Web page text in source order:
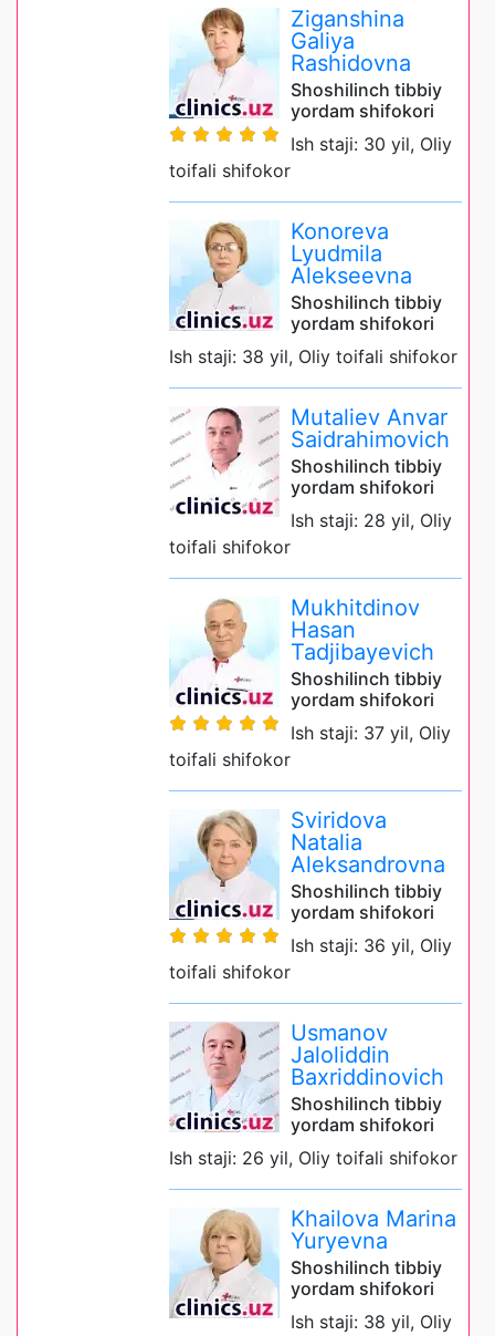
Ziganshina
Galiya
Rashidovna
Shoshilinch tibbiy
yordam shifokori
Ish staji: 30 yil, Oliy
toifali shifokor
Konoreva
Lyudmila
Alekseevna
Shoshilinch tibbiy
yordam shifokori
Ish staji: 38 yil, Oliy toifali shifokor
Mutaliev Anvar
Saidrahimovich
Shoshilinch tibbiy
yordam shifokori
Ish staji: 28 yil, Oliy
toifali shifokor
Mukhitdinov
Hasan
Tadjibayevich
Shoshilinch tibbiy
yordam shifokori
Ish staji: 37 yil, Oliy
toifali shifokor
Sviridova
Natalia
Aleksandrovna
Shoshilinch tibbiy
yordam shifokori
Ish staji: 36 yil, Oliy
toifali shifokor
Usmanov
Jaloliddin
Baxriddinovich
Shoshilinch tibbiy
yordam shifokori
Ish staji: 26 yil, Oliy toifali shifokor
Khailova Marina
Yuryevna
Shoshilinch tibbiy
yordam shifokori
Ish staji: 38 yil, Oliy